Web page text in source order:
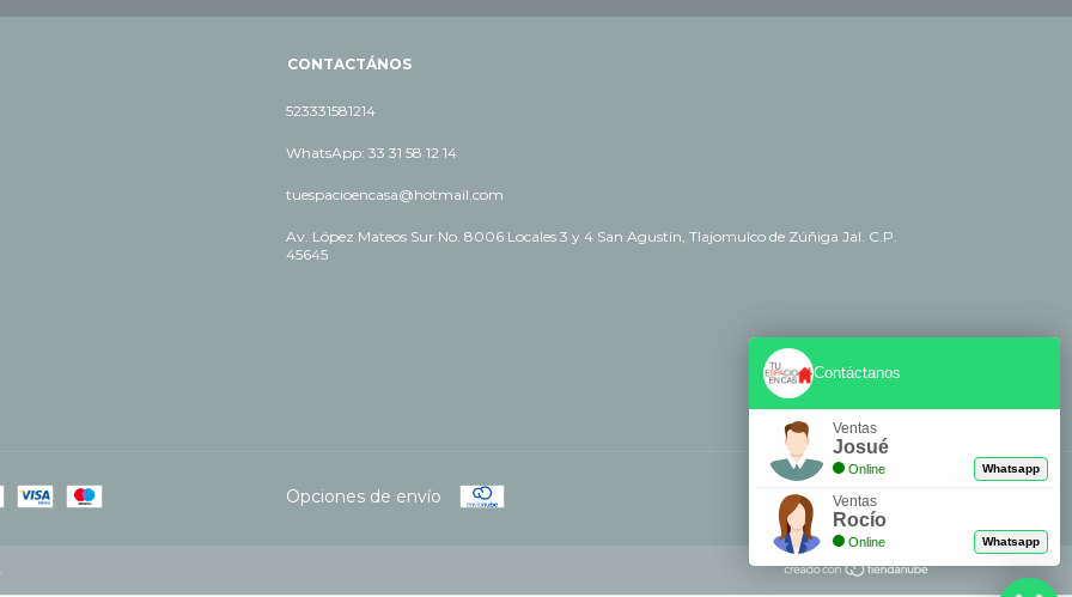
CONTACTÁNOS
523331581214
WhatsApp: 33 31 58 12 14
tuespacioencasa@hotmail.com
Av. López Mateos Sur No. 8006 Locales 3 y 4 San Agustín, Tlajomulco de Zúñiga Jal. C.P.
45645
Opciones de envío
Contáctanos
Ventas
Josué
Online Whatsapp
Ventas
Rocío
Online Whatsapp